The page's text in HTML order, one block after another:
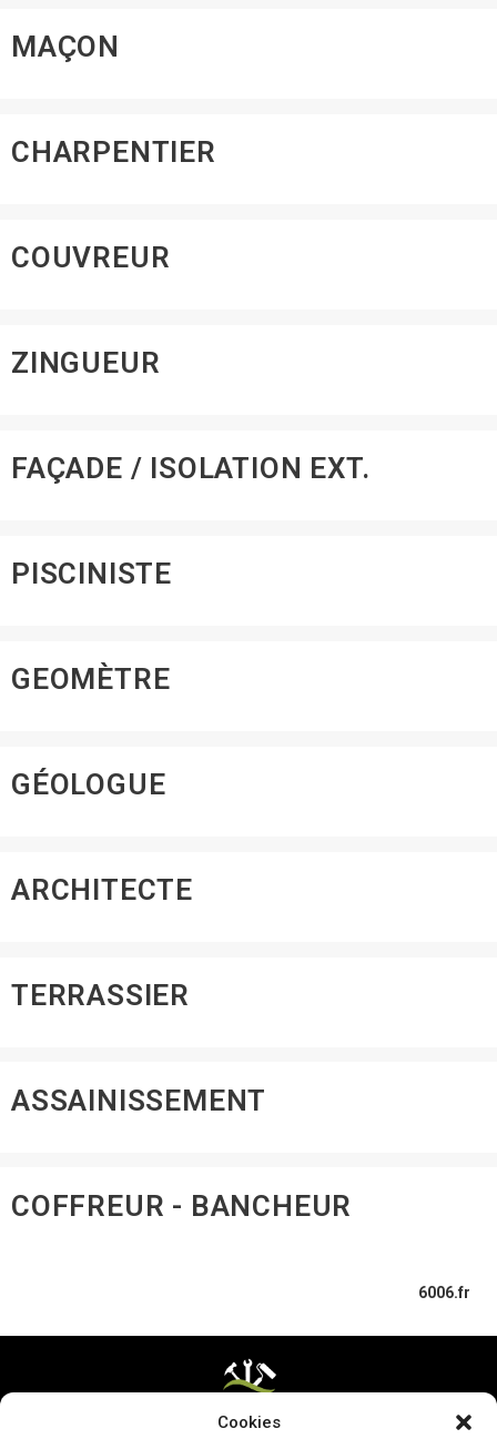
Cookies
MAÇON
CHARPENTIER
COUVREUR
ZINGUEUR
FAÇADE / ISOLATION EXT.
PISCINISTE
GEOMÈTRE
GÉOLOGUE
ARCHITECTE
TERRASSIER
ASSAINISSEMENT
COFFREUR - BANCHEUR
6006.fr